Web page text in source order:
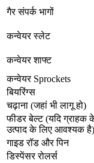
गैर संपर्क भागों
कन्वेयर स्लेट
कन्वेयर शाफ्ट
कन्वेयर Sprockets
बियरिंग्स
चढ़ाना (जहां भी लागू हो)
फीडर बेल्ट (यदि ग्राहक
उत्पाद के लिए आवश्यक है)
गाइड रॉड और पिन
डिस्पेंसर रोलर्स